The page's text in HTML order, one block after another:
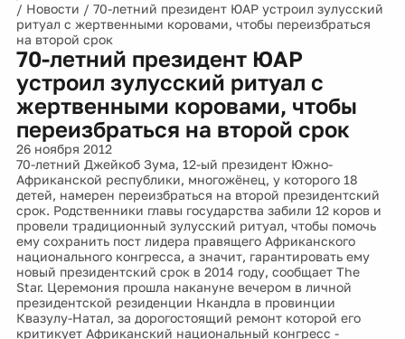
/ Новости / 70-летний президент ЮАР устроил зулусский
ритуал с жертвенными коровами, чтобы переизбраться
на второй срок
70-летний президент ЮАР
устроил зулусский ритуал с
жертвенными коровами, чтобы
переизбраться на второй срок
26 ноября 2012
70-летний Джейкоб Зума, 12-ый президент Южно-
Африканской республики, многожёнец, у которого 18
детей, намерен переизбраться на второй президентский
срок. Родственники главы государства забили 12 коров и
провели традиционный зулусский ритуал, чтобы помочь
ему сохранить пост лидера правящего Африканского
национального конгресса, а значит, гарантировать ему
новый президентский срок в 2014 году, сообщает The
Star. Церемония прошла накануне вечером в личной
президентской резиденции Нкандла в провинции
Квазулу-Натал, за дорогостоящий ремонт которой его
критикует Африканский национальный конгресс -